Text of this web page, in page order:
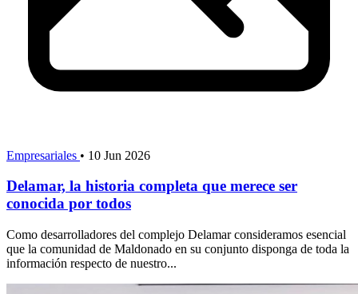
Empresariales • 10 Jun 2026
Delamar, la historia completa que merece ser
conocida por todos
Como desarrolladores del complejo Delamar consideramos esencial
que la comunidad de Maldonado en su conjunto disponga de toda la
información respecto de nuestro...